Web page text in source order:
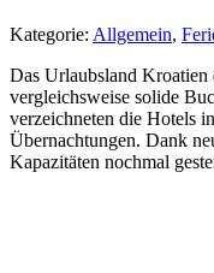
Kategorie: Allgemein,
Das Urlaubsland Kroatien
vergleichsweise solide
verzeichneten die Hotels
Übernachtungen. Dank
Kapazitäten nochmal